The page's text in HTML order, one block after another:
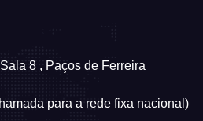
8 , Paços de Ferreira
para a rede fixa nacional)